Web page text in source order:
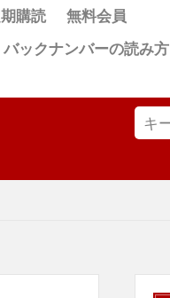
購読
無料会員
バックナンバーの読み方